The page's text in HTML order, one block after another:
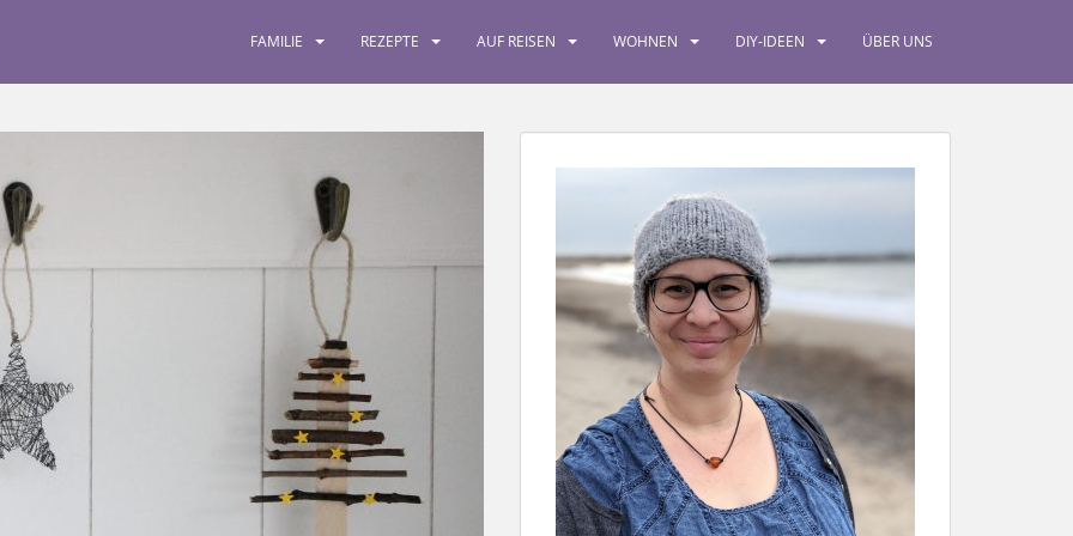
FAMILIE REZEPTE AUF REISEN WOHNEN DIY-IDEEN ÜBER UNS